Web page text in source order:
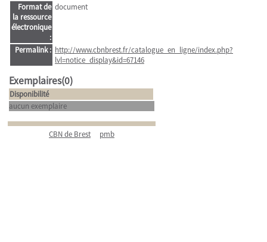
Format de
la ressource
électronique
:
document
Permalink : http://www.cbnbrest.fr/catalogue_en_ligne/index.php?
lvl=notice_display&id=67146
Exemplaires(0)
Disponibilité
aucun exemplaire
CBN de Brest pmb